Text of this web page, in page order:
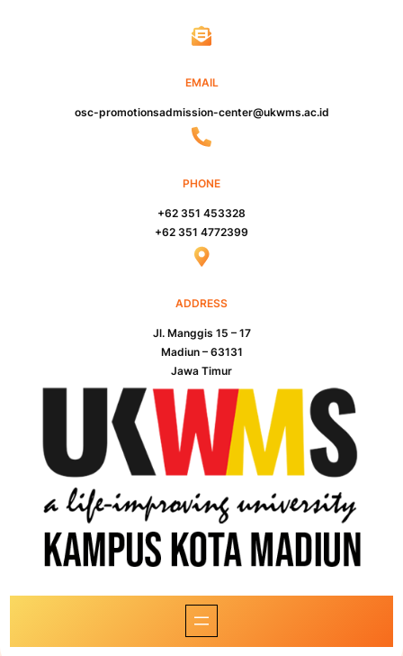
EMAIL
osc-promotionsadmission-center@ukwms.ac.id
PHONE
+62 351 453328
+62 351 4772399
ADDRESS
Jl. Manggis 15 – 17
Madiun – 63131
Jawa Timur